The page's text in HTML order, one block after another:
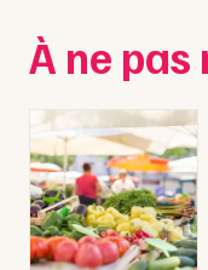
Concerts
Sports
Soirées
Sorties famille
Nice
Paris
Strasbourg
Toulouse
Toutes les villes
À ne